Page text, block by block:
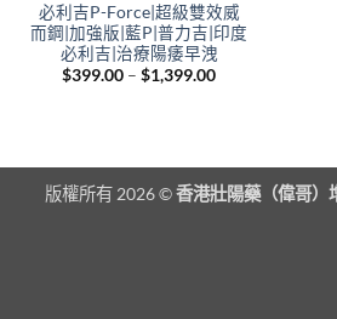
必利吉P-Force|超級雙效威
而鋼|加強版|藍P|普力吉|印度
必利吉|治療陽痿早洩
$399.00 – $1,399.00Price
版權所有 2026 ©香港壯陽藥（偉哥）